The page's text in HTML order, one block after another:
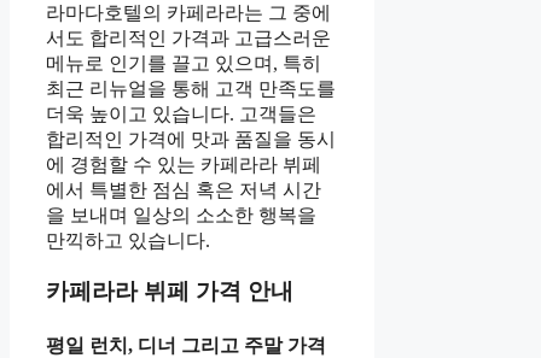
라마다호텔의 카페라라는 그 중에
서도 합리적인 가격과 고급스러운
메뉴로 인기를 끌고 있으며, 특히
최근 리뉴얼을 통해 고객 만족도를
더욱 높이고 있습니다. 고객들은
합리적인 가격에 맛과 품질을 동시
에 경험할 수 있는 카페라라 뷔페
에서 특별한 점심 혹은 저녁 시간
을 보내며 일상의 소소한 행복을
만끽하고 있습니다.
카페라라 뷔페 가격 안내
평일 런치, 디너 그리고 주말 가격